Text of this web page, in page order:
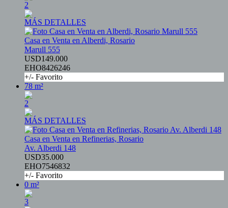
2
MÁS DETALLES
Casa en Venta en Alberdi, Rosario
Marull 555
USD149.000
EHO8426246
+/- Favorito
78 m²
2
MÁS DETALLES
Casa en Venta en Refinerias, Rosario
Av. Alberdi 148
USD35.000
EHO7546832
+/- Favorito
0 m²
3